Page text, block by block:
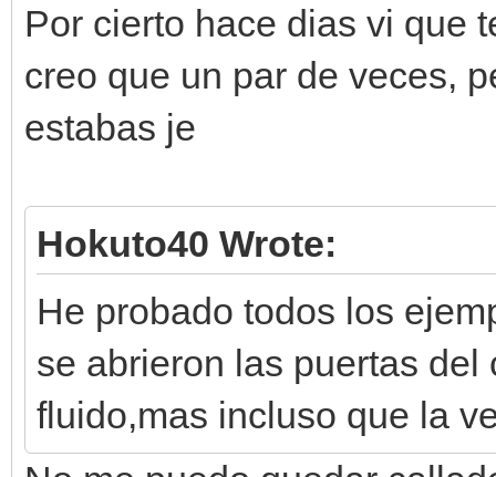
Por cierto hace dias vi que
creo que un par de veces,
estabas je
Hokuto40 Wrote:
He probado todos los
se abrieron las puertas
fluido,mas incluso que la